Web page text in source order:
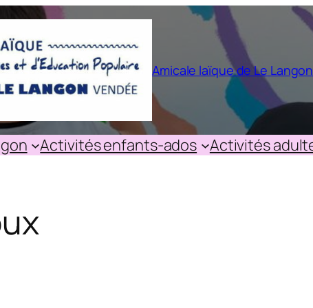
Amicale laïque de Le Langon
Activités enfants-ados Activités